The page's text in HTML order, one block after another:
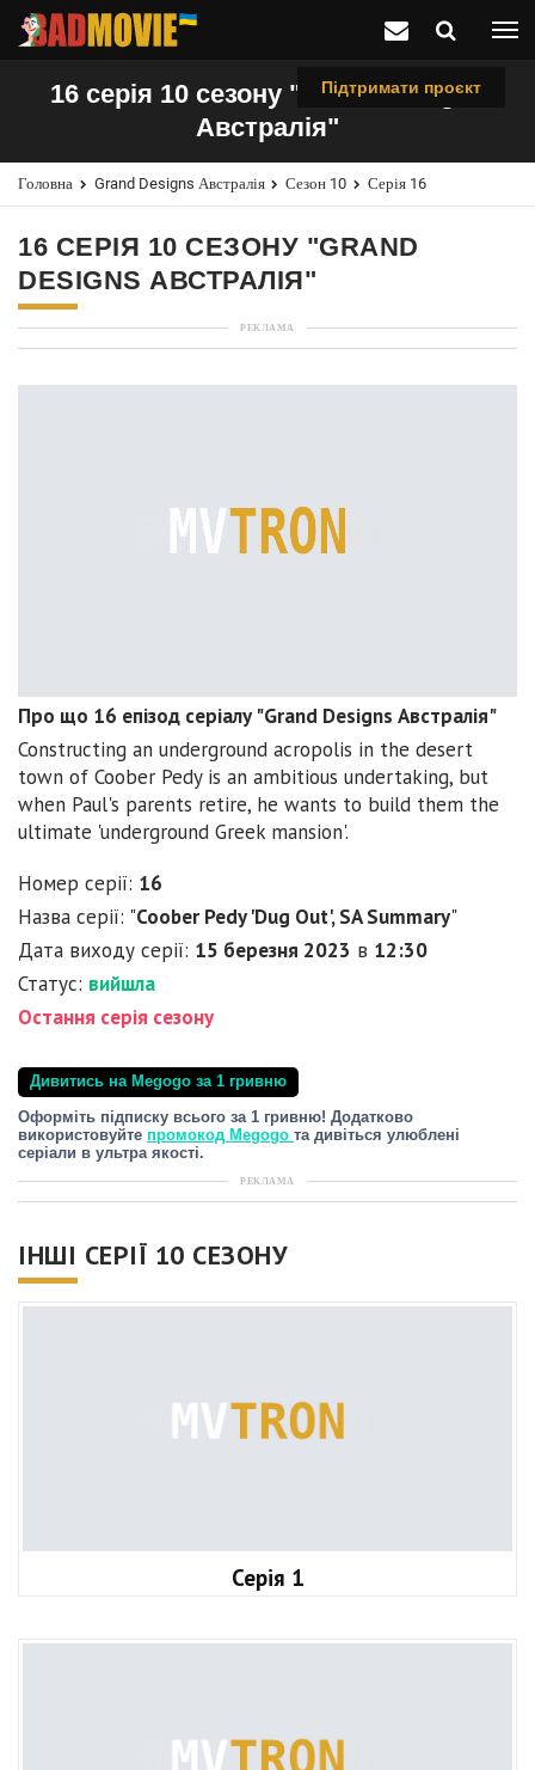
Підтримати проєкт
16 серія 10 сезону "Grand Designs
Австралія"
Головна Grand Designs Австралія Сезон 10 Серія 16
16 СЕРІЯ 10 СЕЗОНУ "GRAND
DESIGNS АВСТРАЛІЯ"
РЕКЛАМА
Про що 16 епізод серіалу "Grand Designs Австралія"
Constructing an underground acropolis in the desert
town of Coober Pedy is an ambitious undertaking, but
when Paul's parents retire, he wants to build them the
ultimate 'underground Greek mansion'.
Номер серії: 16
Назва серії: "Coober Pedy 'Dug Out', SA Summary"
Дата виходу серії: 15 березня 2023 в 12:30
Статус: вийшла
Остання серія сезону
Дивитись на Megogo за 1 гривню
Оформіть підписку всього за 1 гривню! Додатково
використовуйте промокод Megogo та дивіться улюблені
серіали в ультра якості.
РЕКЛАМА
ІНШІ СЕРІЇ 10 СЕЗОНУ
Серія 1